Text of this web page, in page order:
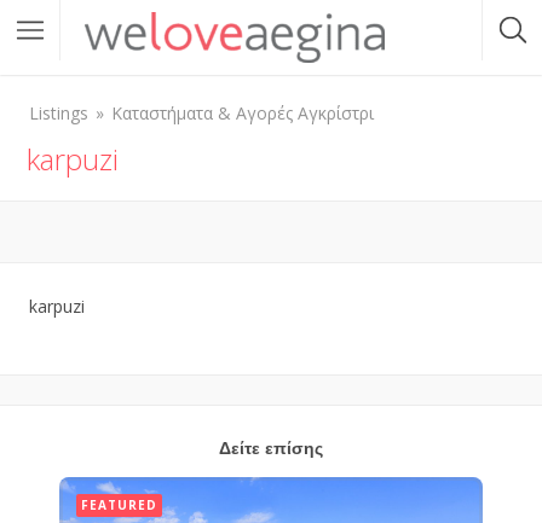
Listings Καταστήματα & Αγορές Αγκρίστρι
karpuzi
karpuzi
Δείτε επίσης
FEATURED